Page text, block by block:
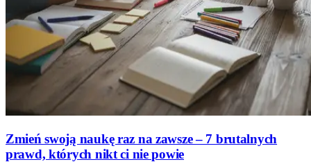
Zmień swoją naukę raz na zawsze – 7 brutalnych
prawd, których nikt ci nie powie